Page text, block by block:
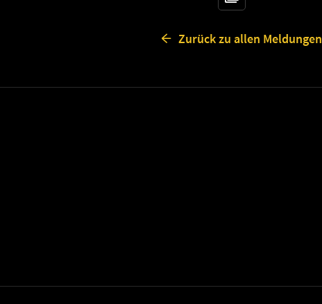
Zurück zu allen Meldungen